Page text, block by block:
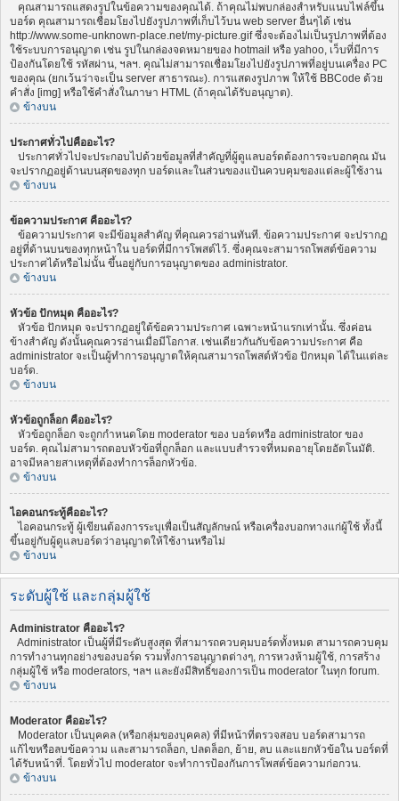
คุณสามารถแสดงรูปในข้อความของคุณได้. ถ้าคุณไม่พบกล่องสำหรับแนบไฟล์ขึ้น
บอร์ด คุณสามารถเชื่อมโยงไปยังรูปภาพที่เก็บไว้บน web server อื่นๆได้ เช่น
http://www.some-unknown-place.net/my-picture.gif ซึ่งจะต้องไม่เป็นรูปภาพที่ต้อง
ใช้ระบบการอนุญาต เช่น รูปในกล่องจดหมายของ hotmail หรือ yahoo, เว็บที่มีการ
ป้องกันโดยใช้ รหัสผ่าน, ฯลฯ. คุณไม่สามารถเชื่อมโยงไปยังรูปภาพที่อยู่บนเครื่อง PC
ของคุณ (ยกเว้นว่าจะเป็น server สาธารณะ). การแสดงรูปภาพ ให้ใช้ BBCode ด้วย
คำสั่ง [img] หรือใช้คำสั่งในภาษา HTML (ถ้าคุณได้รับอนุญาต).
ข้างบน
ประกาศทั่วไปคืออะไร?
ประกาศทั่วไปจะประกอบไปด้วยข้อมูลที่สำคัญที่ผู้ดูแลบอร์ดต้องการจะบอกคุณ มัน
จะปรากฏอยู่ด้านบนสุดของทุก บอร์ดและในส่วนของแป้นควบคุมของแต่ละผู้ใช้งาน
ข้างบน
ข้อความประกาศ คืออะไร?
ข้อความประกาศ จะมีข้อมูลสำคัญ ที่คุณควรอ่านทันที. ข้อความประกาศ จะปรากฏ
อยู่ที่ด้านบนของทุกหน้าใน บอร์ดที่มีการโพสต์ไว้. ซึ่งคุณจะสามารถโพสต์ข้อความ
ประกาศได้หรือไม่นั้น ขึ้นอยู่กับการอนุญาตของ administrator.
ข้างบน
หัวข้อ ปักหมุด คืออะไร?
หัวข้อ ปักหมุด จะปรากฏอยู่ใต้ข้อความประกาศ เฉพาะหน้าแรกเท่านั้น. ซึ่งค่อน
ข้างสำคัญ ดังนั้นคุณควรอ่านเมื่อมีโอกาส. เช่นเดียวกันกับข้อความประกาศ คือ
administrator จะเป็นผู้ทำการอนุญาตให้คุณสามารถโพสต์หัวข้อ ปักหมุด ได้ในแต่ละ
บอร์ด.
ข้างบน
หัวข้อถูกล็อก คืออะไร?
หัวข้อถูกล็อก จะถูกกำหนดโดย moderator ของ บอร์ดหรือ administrator ของ
บอร์ด. คุณไม่สามารถตอบหัวข้อที่ถูกล็อก และแบบสำรวจที่หมดอายุโดยอัตโนมัติ.
อาจมีหลายสาเหตุที่ต้องทำการล็อกหัวข้อ.
ข้างบน
ไอคอนกระทู้คืออะไร?
ไอคอนกระทู้ ผู้เขียนต้องการระบุเพื่อเป็นสัญลักษณ์ หรือเครื่องบอกทางแก่ผู้ใช้ ทั้งนี้
ขึ้นอยู่กับผู้ดูแลบอร์ดว่าอนุญาตให้ใช้งานหรือไม่
ข้างบน
ระดับผู้ใช้ และกลุ่มผู้ใช้
Administrator คืออะไร?
Administrator เป็นผู้ที่มีระดับสูงสุด ที่สามารถควบคุมบอร์ดทั้งหมด สามารถควบคุม
การทำงานทุกอย่างของบอร์ด รวมทั้งการอนุญาตต่างๆ, การหวงห้ามผู้ใช้, การสร้าง
กลุ่มผู้ใช้ หรือ moderators, ฯลฯ และยังมีสิทธิ์ของการเป็น moderator ในทุก forum.
ข้างบน
Moderator คืออะไร?
Moderator เป็นบุคคล (หรือกลุ่มของบุคคล) ที่มีหน้าที่ตรวจสอบ บอร์ดสามารถ
แก้ไขหรือลบข้อความ และสามารถล็อก, ปลดล็อก, ย้าย, ลบ และแยกหัวข้อใน บอร์ดที่
ได้รับหน้าที่. โดยทั่วไป moderator จะทำการป้องกันการโพสต์ข้อความก่อกวน.
ข้างบน